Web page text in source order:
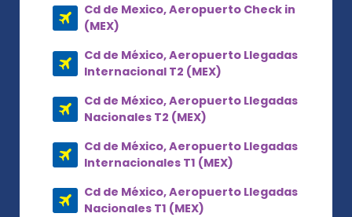
Cd de Mexico, Aeropuerto Check in
(MEX)
Cd de México, Aeropuerto Llegadas
Internacional T2 (MEX)
Cd de México, Aeropuerto Llegadas
Nacionales T2 (MEX)
Cd de México, Aeropuerto Llegadas
Internacionales T1 (MEX)
Cd de México, Aeropuerto Llegadas
Nacionales T1 (MEX)